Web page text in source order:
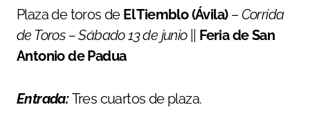
Plaza de toros de El Tiemblo(Ávila)– Corrida
de Toros – Sábado 13 de junio|| Feria de San
Antonio de Padua
Entrada:Tres cuartos de plaza.